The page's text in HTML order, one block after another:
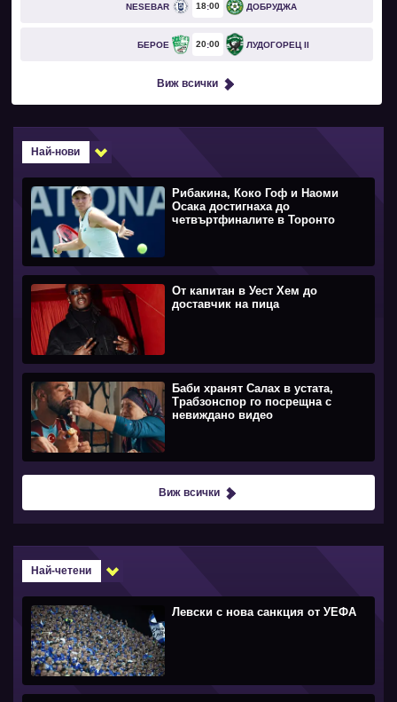
NESEBAR 18 00 ДОБРУДЖА
БЕРОЕ 20 00 ЛУДОГОРЕЦ II
Виж всички
Най-нови
Рибакина, Коко Гоф и Наоми
Осака достигнаха до
четвъртфиналите в Торонто
От капитан в Уест Хeм до
доставчик на пица
Баби хранят Салах в устата,
Трабзонспор го посрещна с
невиждано видео
Виж всички
Най-четени
Левски с нова санкция от УЕФА